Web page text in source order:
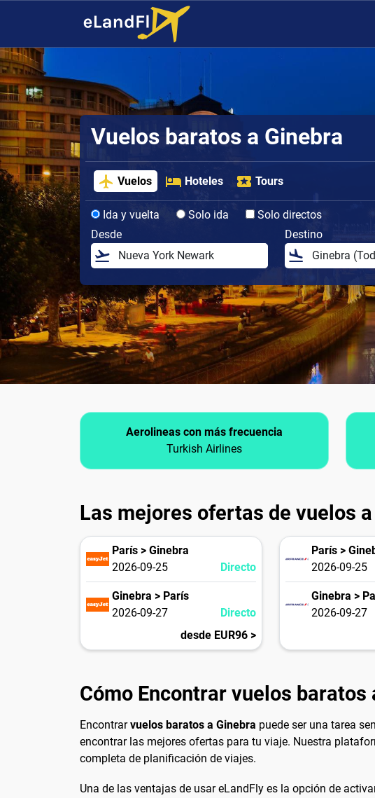
Vuelos baratos a Ginebra
Vuelos Hoteles Tours
Ida y vuelta Solo ida
Solo directos
Desde
Destino
Aerolineas con más frecuencia
Turkish Airlines
Las mejores ofertas de vuelos
París > Ginebra
2026-09-25
Directo
Ginebra > París
2026-09-27
Directo
desde EUR96 >
París >
2026-09-25
Ginebra >
2026-09-27
Cómo Encontrar vuelos baratos
Encontrarvuelos baratos a Ginebra puede ser una tarea
encontrar las mejores ofertas para tu viaje. Nuestra
completa de planificación de viajes.
Una de las ventajas de usar eLandFly es la opción de